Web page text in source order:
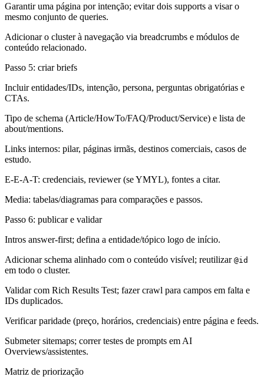
Garantir uma página por intenção; evitar dois supports a visar o
mesmo conjunto de queries.
Adicionar o cluster à navegação via breadcrumbs e módulos de
conteúdo relacionado.
Passo 5: criar briefs
Incluir entidades/IDs, intenção, persona, perguntas obrigatórias e
CTAs.
Tipo de schema (Article/HowTo/FAQ/Product/Service) e lista de
about/mentions.
Links internos: pilar, páginas irmãs, destinos comerciais, casos de
estudo.
E-E-A-T: credenciais, reviewer (se YMYL), fontes a citar.
Media: tabelas/diagramas para comparações e passos.
Passo 6: publicar e validar
Intros answer-first; defina a entidade/tópico logo de início.
Adicionar schema alinhado com o conteúdo visível; reutilizar @id
em todo o cluster.
Validar com Rich Results Test; fazer crawl para campos em falta e
IDs duplicados.
Verificar paridade (preço, horários, credenciais) entre página e feeds.
Submeter sitemaps; correr testes de prompts em AI
Overviews/assistentes.
Matriz de priorização